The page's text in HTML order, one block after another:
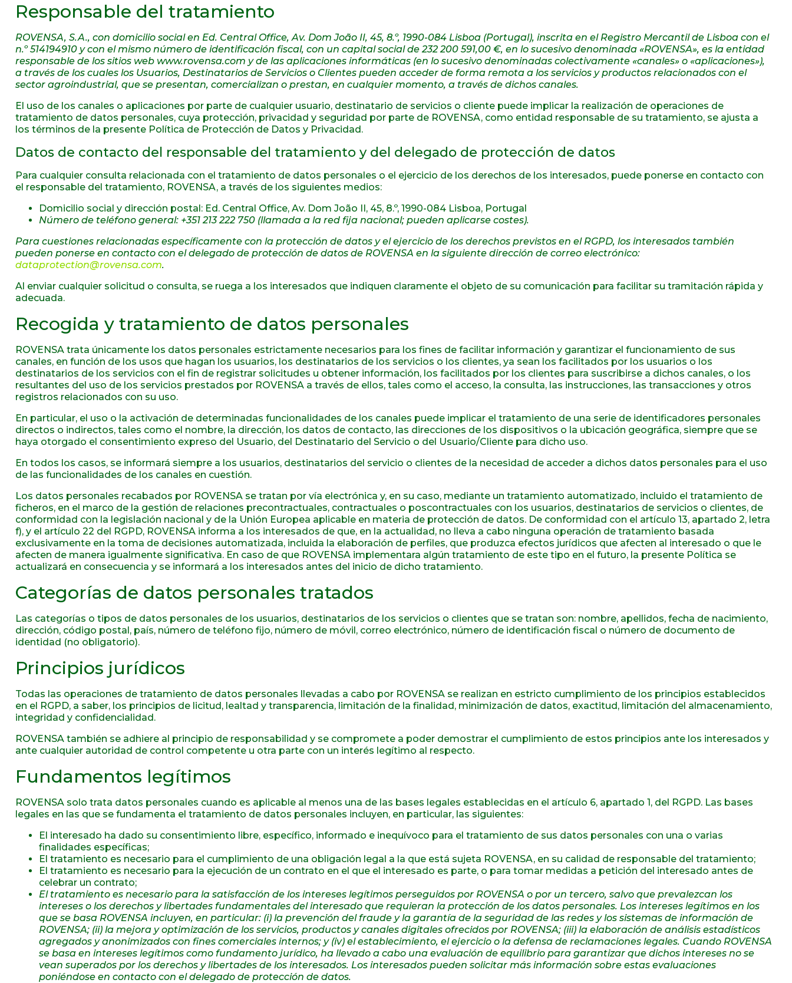
Responsable del tratamiento
ROVENSA, S.A., con domicilio social en Ed. Central Office, Av. Dom João II, 45, 8.º, 1990-084 Lisboa (Portugal), inscrita en el Registro Mercantil de Lisboa con el
n.º 514194910 y con el mismo número de identificación fiscal, con un capital social de 232 200 591,00 €, en lo sucesivo denominada «ROVENSA», es la entidad
responsable de los sitios web www.rovensa.com y de las aplicaciones informáticas (en lo sucesivo denominadas colectivamente «canales» o «aplicaciones»),
a través de los cuales los Usuarios, Destinatarios de Servicios o Clientes pueden acceder de forma remota a los servicios y productos relacionados con el
sector agroindustrial, que se presentan, comercializan o prestan, en cualquier momento, a través de dichos canales.
El uso de los canales o aplicaciones por parte de cualquier usuario, destinatario de servicios o cliente puede implicar la realización de operaciones de
tratamiento de datos personales, cuya protección, privacidad y seguridad por parte de ROVENSA, como entidad responsable de su tratamiento, se ajusta a
los términos de la presente Política de Protección de Datos y Privacidad.
Datos de contacto del responsable del tratamiento y del delegado de protección de datos
Para cualquier consulta relacionada con el tratamiento de datos personales o el ejercicio de los derechos de los interesados, puede ponerse en contacto con
el responsable del tratamiento, ROVENSA, a través de los siguientes medios:
Domicilio social y dirección postal: Ed. Central Office, Av. Dom João II, 45, 8.º, 1990-084 Lisboa, Portugal
Número de teléfono general: +351 213 222 750 (llamada a la red fija nacional; pueden aplicarse costes).
Para cuestiones relacionadas específicamente con la protección de datos y el ejercicio de los derechos previstos en el RGPD, los interesados también
pueden ponerse en contacto con el delegado de protección de datos de ROVENSA en la siguiente dirección de correo electrónico:
dataprotection@rovensa.com.
Al enviar cualquier solicitud o consulta, se ruega a los interesados que indiquen claramente el objeto de su comunicación para facilitar su tramitación rápida y
adecuada.
Recogida y tratamiento de datos personales
ROVENSA trata únicamente los datos personales estrictamente necesarios para los fines de facilitar información y garantizar el funcionamiento de sus
canales, en función de los usos que hagan los usuarios, los destinatarios de los servicios o los clientes, ya sean los facilitados por los usuarios o los
destinatarios de los servicios con el fin de registrar solicitudes u obtener información, los facilitados por los clientes para suscribirse a dichos canales, o los
resultantes del uso de los servicios prestados por ROVENSA a través de ellos, tales como el acceso, la consulta, las instrucciones, las transacciones y otros
registros relacionados con su uso.
En particular, el uso o la activación de determinadas funcionalidades de los canales puede implicar el tratamiento de una serie de identificadores personales
directos o indirectos, tales como el nombre, la dirección, los datos de contacto, las direcciones de los dispositivos o la ubicación geográfica, siempre que se
haya otorgado el consentimiento expreso del Usuario, del Destinatario del Servicio o del Usuario/Cliente para dicho uso.
En todos los casos, se informará siempre a los usuarios, destinatarios del servicio o clientes de la necesidad de acceder a dichos datos personales para el uso
de las funcionalidades de los canales en cuestión.
Los datos personales recabados por ROVENSA se tratan por vía electrónica y, en su caso, mediante un tratamiento automatizado, incluido el tratamiento de
ficheros, en el marco de la gestión de relaciones precontractuales, contractuales o poscontractuales con los usuarios, destinatarios de servicios o clientes, de
conformidad con la legislación nacional y de la Unión Europea aplicable en materia de protección de datos. De conformidad con el artículo 13, apartado 2, letra
f), y el artículo 22 del RGPD, ROVENSA informa a los interesados de que, en la actualidad, no lleva a cabo ninguna operación de tratamiento basada
exclusivamente en la toma de decisiones automatizada, incluida la elaboración de perfiles, que produzca efectos jurídicos que afecten al interesado o que le
afecten de manera igualmente significativa. En caso de que ROVENSA implementara algún tratamiento de este tipo en el futuro, la presente Política se
actualizará en consecuencia y se informará a los interesados antes del inicio de dicho tratamiento.
Categorías de datos personales tratados
Las categorías o tipos de datos personales de los usuarios, destinatarios de los servicios o clientes que se tratan son: nombre, apellidos, fecha de nacimiento,
dirección, código postal, país, número de teléfono fijo, número de móvil, correo electrónico, número de identificación fiscal o número de documento de
identidad (no obligatorio).
Principios jurídicos
Todas las operaciones de tratamiento de datos personales llevadas a cabo por ROVENSA se realizan en estricto cumplimiento de los principios establecidos
en el RGPD, a saber, los principios de licitud, lealtad y transparencia, limitación de la finalidad, minimización de datos, exactitud, limitación del almacenamiento,
integridad y confidencialidad.
ROVENSA también se adhiere al principio de responsabilidad y se compromete a poder demostrar el cumplimiento de estos principios ante los interesados y
ante cualquier autoridad de control competente u otra parte con un interés legítimo al respecto.
Fundamentos legítimos
ROVENSA solo trata datos personales cuando es aplicable al menos una de las bases legales establecidas en el artículo 6, apartado 1, del RGPD. Las bases
legales en las que se fundamenta el tratamiento de datos personales incluyen, en particular, las siguientes:
El interesado ha dado su consentimiento libre, específico, informado e inequívoco para el tratamiento de sus datos personales con una o varias
finalidades específicas;
El tratamiento es necesario para el cumplimiento de una obligación legal a la que está sujeta ROVENSA, en su calidad de responsable del tratamiento;
El tratamiento es necesario para la ejecución de un contrato en el que el interesado es parte, o para tomar medidas a petición del interesado antes de
celebrar un contrato;
El tratamiento es necesario para la satisfacción de los intereses legítimos perseguidos por ROVENSA o por un tercero, salvo que prevalezcan los
intereses o los derechos y libertades fundamentales del interesado que requieran la protección de los datos personales. Los intereses legítimos en los
que se basa ROVENSA incluyen, en particular: (i) la prevención del fraude y la garantía de la seguridad de las redes y los sistemas de información de
ROVENSA; (ii) la mejora y optimización de los servicios, productos y canales digitales ofrecidos por ROVENSA; (iii) la elaboración de análisis estadísticos
agregados y anonimizados con fines comerciales internos; y (iv) el establecimiento, el ejercicio o la defensa de reclamaciones legales. Cuando ROVENSA
se basa en intereses legítimos como fundamento jurídico, ha llevado a cabo una evaluación de equilibrio para garantizar que dichos intereses no se
vean superados por los derechos y libertades de los interesados. Los interesados pueden solicitar más información sobre estas evaluaciones
poniéndose en contacto con el delegado de protección de datos.